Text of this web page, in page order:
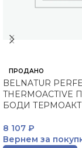
ПРОДАНО
BELNATUR
THERMOACTIVE
БОДИ
8 107 ₽
Вернем за